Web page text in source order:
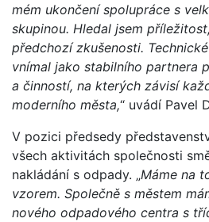
mém ukončení spolupráce s
skupinou. Hledal jsem
předchozí zkušenosti.
vnímal jako stabilního partnera
a činností, na kterých závisí
moderního města,“ uvádí Pavel
V pozici předsedy
všech aktivitách společnosti
nakládání s odpady. „Máme na
vzorem. Společně s městem
nového odpadového centra s